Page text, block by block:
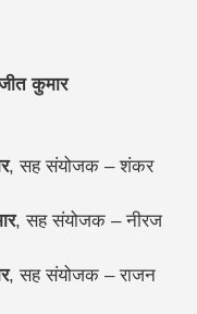
कुमार
, सह संयोजक – शंकर
, सह संयोजक – नीरज
, सह संयोजक – राजन